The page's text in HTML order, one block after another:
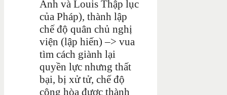
Anh và Louis Thập lục
của Pháp), thành lập
chế độ quân chủ nghị
viện (lập hiến) –> vua
tìm cách giành lại
quyền lực nhưng thất
bại, bị xử tử, chế độ
cộng hòa được thành